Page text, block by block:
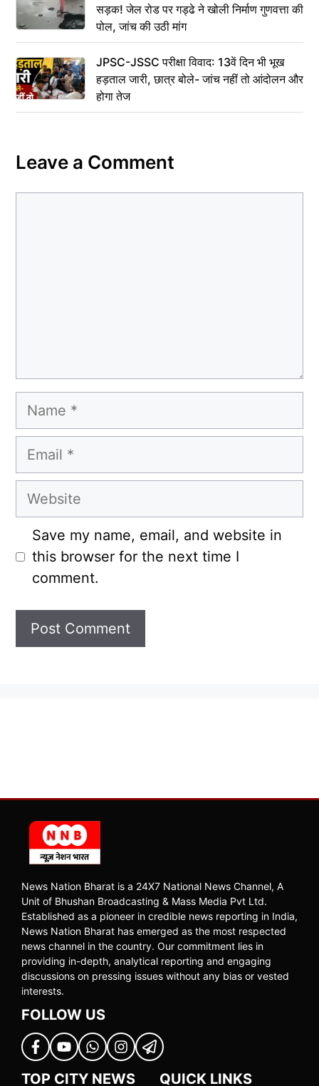
सड़क! जेल रोड पर गड्ढे ने खोली निर्माण गुणवत्ता की
पोल, जांच की उठी मांग
JPSC-JSSC परीक्षा विवाद: 13वें दिन भी भूख
हड़ताल जारी, छात्र बोले- जांच नहीं तो आंदोलन और
होगा तेज
Leave a Comment
Name
Email
Website
Save my name, email, and website in
this browser for the next time I
comment.
News Nation Bharat is a 24X7 National News Channel, A
Unit of Bhushan Broadcasting & Mass Media Pvt Ltd.
Established as a pioneer in credible news reporting in India,
News Nation Bharat has emerged as the most respected
news channel in the country. Our commitment lies in
providing in-depth, analytical reporting and engaging
discussions on pressing issues without any bias or vested
interests.
FOLLOW US
TOP CITY NEWS QUICK LINKS